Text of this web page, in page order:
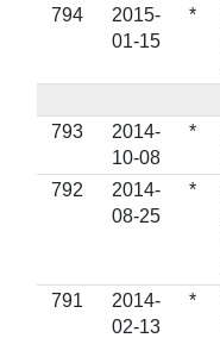
794
2015-
01-15
*
793
2014-
10-08
*
792
2014-
08-25
*
791
2014-
02-13
*